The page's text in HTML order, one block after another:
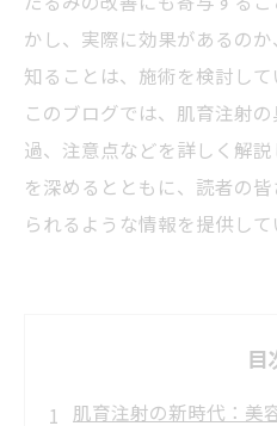
かし、実際に効果があるの
知ることは、施術を検討して
このブログでは、肌育注射
過、注意点などを詳しく解
を深めるとともに、読者の
られるような情報を提供して
目
肌育注射の新時代：美